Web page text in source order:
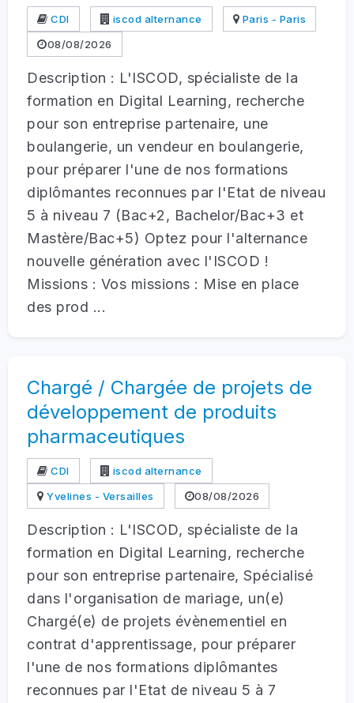
CDI iscod alternance
Paris - Paris
08/08/2026
Description : L'ISCOD, spécialiste de la
formation en Digital Learning, recherche
pour son entreprise partenaire, une
boulangerie, un vendeur en boulangerie,
pour préparer l'une de nos formations
diplômantes reconnues par l'Etat de niveau
5 à niveau 7 (Bac+2, Bachelor/Bac+3 et
Mastère/Bac+5) Optez pour l'alternance
nouvelle génération avec l'ISCOD !
Missions : Vos missions : Mise en place
des prod ...
Chargé / Chargée de projets de
développement de produits
pharmaceutiques
CDI
iscod alternance
Yvelines - Versailles
08/08/2026
Description : L'ISCOD, spécialiste de la
formation en Digital Learning, recherche
pour son entreprise partenaire, Spécialisé
dans l'organisation de mariage, un(e)
Chargé(e) de projets évènementiel en
contrat d'apprentissage, pour préparer
l'une de nos formations diplômantes
reconnues par l'Etat de niveau 5 à 7